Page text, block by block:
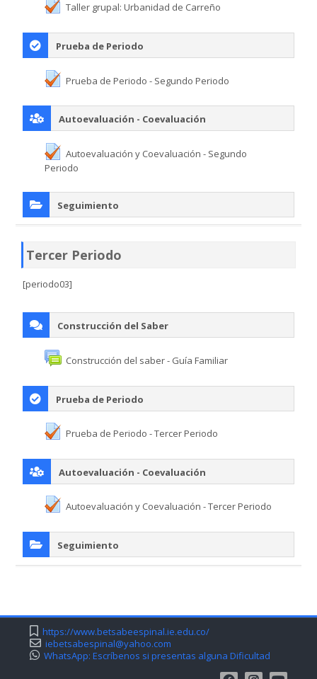
Taller grupal: Urbanidad de Carreño
Prueba de Periodo
Prueba de Periodo - Segundo Periodo
Autoevaluación - Coevaluación
Autoevaluación y Coevaluación - Segundo
Periodo
Seguimiento
Tercer Periodo
[periodo03]
Construcción del Saber
Construcción del saber - Guía Familiar
Prueba de Periodo
Prueba de Periodo - Tercer Periodo
Autoevaluación - Coevaluación
Autoevaluación y Coevaluación - Tercer Periodo
Seguimiento
https://www.betsabeespinal.ie.edu.co/
iebetsabespinal@yahoo.com
WhatsApp: Escríbenos si presentas alguna Dificultad